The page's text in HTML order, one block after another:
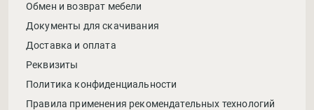
Обмен и возврат мебели
Документы для скачивания
Доставка и оплата
Реквизиты
Политика конфиденциальности
Правила применения рекомендательных технологий